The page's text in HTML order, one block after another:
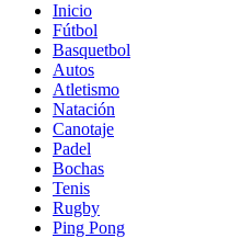
Inicio
Fútbol
Basquetbol
Autos
Atletismo
Natación
Canotaje
Padel
Bochas
Tenis
Rugby
Ping Pong